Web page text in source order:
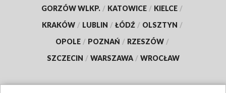
GORZÓW WLKP. / KATOWICE / KIELCE /
KRAKÓW / LUBLIN / ŁÓDŹ / OLSZTYN /
OPOLE / POZNAŃ / RZESZÓW /
SZCZECIN / WARSZAWA / WROCŁAW